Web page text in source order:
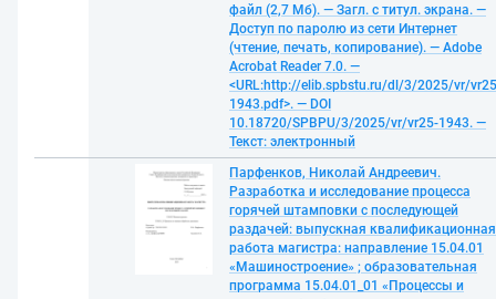
файл (2,7 Мб). — Загл. с титул. экрана. —
Доступ по паролю из сети Интернет
(чтение, печать, копирование). — Adobe
Acrobat Reader 7.0. —
<URL:http://elib.spbstu.ru/dl/3/2025/vr/
1943.pdf>. — DOI
10.18720/SPBPU/3/2025/vr/vr25-1943. —
Текст: электронный
Парфенков, Николай Андреевич.
Разработка и исследование процесса
горячей штамповки с последующей
раздачей: выпускная квалификационная
работа магистра: направление 15.04.01
«Машиностроение» ; образовательная
программа 15.04.01_01 «Процессы и